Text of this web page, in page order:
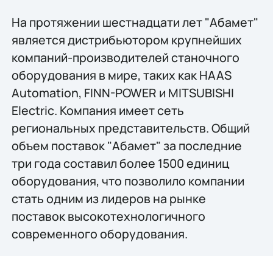
На протяжении шестнадцати лет "Абамет"
является дистрибьютором крупнейших
компаний-производителей станочного
оборудования в мире, таких как HAAS
Automation, FINN-POWER и MITSUBISHI
Electric. Компания имеет сеть
региональных представительств. Общий
объем поставок "Абамет" за последние
три года составил более 1500 единиц
оборудования, что позволило компании
стать одним из лидеров на рынке
поставок высокотехнологичного
современного оборудования.